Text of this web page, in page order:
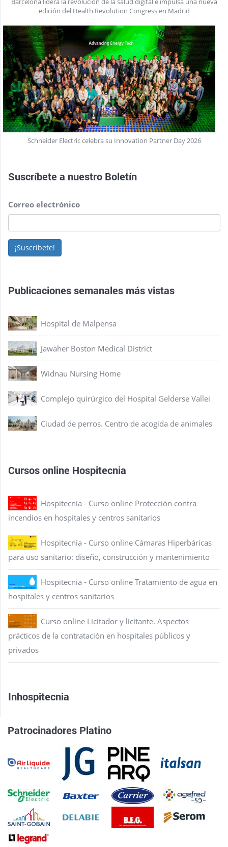
edición del Health Revolution Congress en Madrid
Schneider Electric celebra su Innovation Partner Day 2026
Suscríbete a nuestro Boletín
Correo electrónico
¡Suscríbete!
Publicaciones semanales más vistas
Hospital de Malpensa
Jawaher Boston Medical District
Widnau Nursing Home
Complejo quirúrgico del Hospital Gelderse Vallei
Ciudad de perros. Centro de acogida de animales
Cursos online Hospitecnia
Hospitecnia - Curso online Protección contra
incendios en hospitales y centros sanitarios
Hospitecnia - Curso online Cámaras Hiperbáricas
para uso sanitario: diseño, construcción y mantenimiento
Hospitecnia - Curso online Tratamiento de agua en
hospitales y centros sanitarios
Curso online Licitador y licitante. Aspectos
prácticos de la contratación en hospitales públicos y
privados
Inhospitecnia
Patrocinadores Platino